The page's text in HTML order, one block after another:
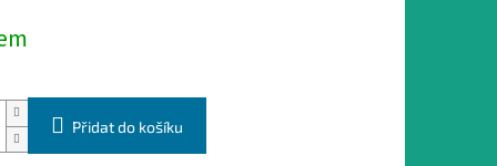
Přidat do košíku